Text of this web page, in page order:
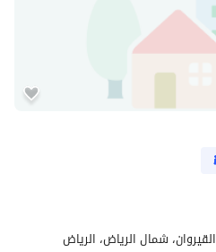
شمال الرياض، الرياض